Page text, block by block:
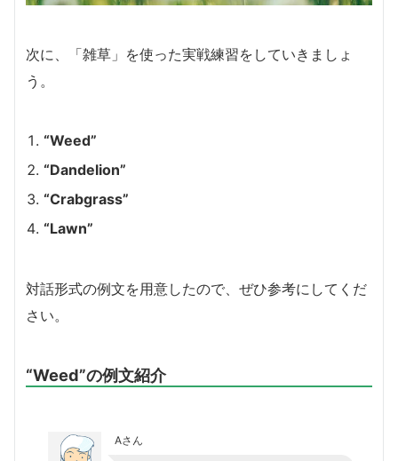
次に、「雑草」を使った実戦練習をしていきましょ
う。
“Weed”
“Dandelion”
“Crabgrass”
“Lawn”
対話形式の例文を用意したので、ぜひ参考にしてくだ
さい。
“Weed”の例文紹介
Aさん